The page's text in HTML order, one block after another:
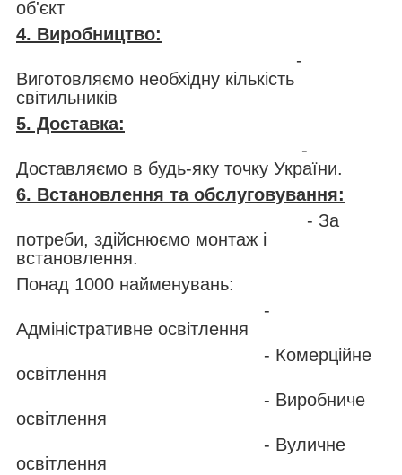
об'єкт
4. Виробництво:
-
Виготовляємо необхідну кількість
світильників
5. Доставка:
-
Доставляємо в будь-яку точку України.
6. Встановлення та обслуговування:
- За
потреби, здійснюємо монтаж і
встановлення.
Понад 1000 найменувань:
-
Адміністративне освітлення
- Комерційне
освітлення
- Виробниче
освітлення
- Вуличне
освітлення